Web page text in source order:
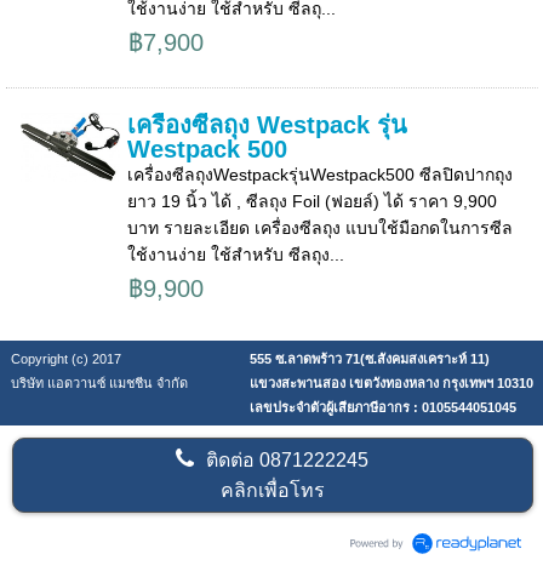
ใช้งานง่าย ใช้สำหรับ ซีลถุ...
฿7,900
เครื่องซีลถุง Westpack รุ่น
Westpack 500
เครื่องซีลถุงWestpackรุ่นWestpack500 ซีลปิดปากถุง
ยาว 19 นิ้ว ได้ , ซีลถุง Foil (ฟอยล์) ได้ ราคา 9,900
บาท รายละเอียด เครื่องซีลถุง แบบใช้มือกดในการซีล
ใช้งานง่าย ใช้สำหรับ ซีลถุง...
฿9,900
Copyright (c) 2017
555 ซ.ลาดพร้าว 71(ซ.สังคมสงเคราะห์ 11)
บริษัท แอดวานซ์ แมชชีน จำกัด
แขวงสะพานสอง เขตวังทองหลาง กรุงเทพฯ 10310
เลขประจำตัวผู้เสียภาษีอากร : 0105544051045
ติดต่อ0871222245
คลิกเพื่อโทร